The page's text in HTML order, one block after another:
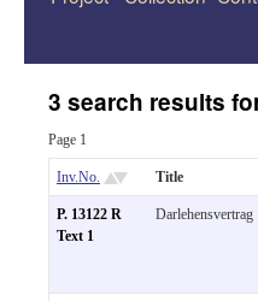
3 search results
Page 1
Inv.No. Title
P. 13122 R
Text 1
Darlehensvertrag